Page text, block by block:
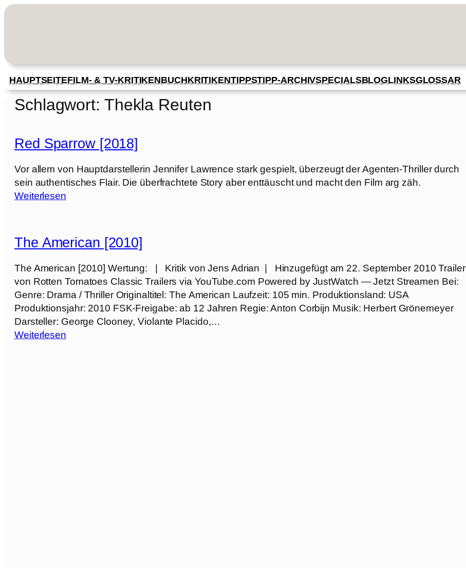
Zum
HAUPTSEITEFILM- & TV-KRITIKENBUCHKRITIKENTIPPSTIPP-ARCHIVSPECIALSBLOGLINKSGLOSSAR
Schlagwort: Thekla Reuten
Red Sparrow [2018]
Vor allem von Hauptdarstellerin Jennifer Lawrence stark gespielt, überzeugt der Agenten-Thriller durch
sein authentisches Flair. Die überfrachtete Story aber enttäuscht und macht den Film arg zäh.
Weiterlesen:
S
r
o
[
The American [2010]
The American [2010] Wertung: | Kritik von Jens Adrian | Hinzugefügt am 22. September 2010 Trailer
von Rotten Tomatoes Classic Trailers via YouTube.com Powered by JustWatch — Jetzt Streamen Bei:
Genre: Drama / Thriller Originaltitel: The American Laufzeit: 105 min. Produktionsland: USA
Produktionsjahr: 2010 FSK-Freigabe: ab 12 Jahren Regie: Anton Corbijn Musik: Herbert Grönemeyer
Darsteller: George Clooney, Violante Placido,…
Weiterlesen: